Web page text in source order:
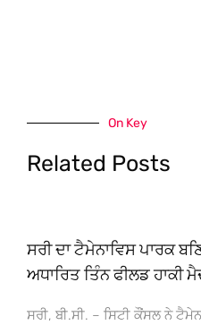
On Key
Related Posts
ਸਰੀ ਦਾ ਟੈਮੇਨਾਵਿਸ ਪਾਰਕ
ਅਧਾਰਿਤ ਤਿੰਨ ਫੀਲਡ ਹਾਕੀ
ਸਰੀ, ਬੀ.ਸੀ. – ਸਿਟੀ ਕੌਂਸਲ ਨੇ